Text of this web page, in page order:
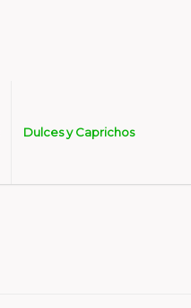
Dulces y Caprichos